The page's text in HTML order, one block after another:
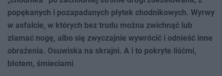
popękanych i pozapadanych płytek chodnikowych. Wyrwy
w asfalcie, w których bez trudu można zwichnąć lub
złamać nogę, albo się zwyczajnie wywrócić i odnieść inne
obrażenia. Osuwiska na skrajni. A i to pokryte liśćmi,
błotem, śmieciami